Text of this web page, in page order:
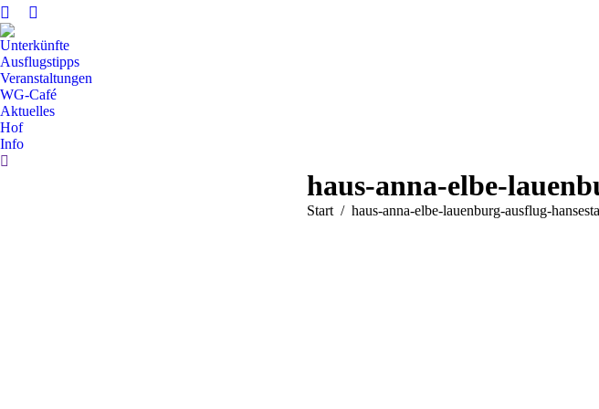
Unterkünfte
Ausflugstipps
Veranstaltungen
WG-Café
Aktuelles
Hof
Info
Search:
haus-anna-elbe-
Sie befinden sich hier:
Start haus-anna-elbe-lauenburg-ausflug-